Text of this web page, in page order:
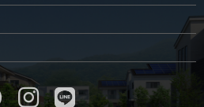
3,598万円
長後駅
洗い乾燥機や浴…